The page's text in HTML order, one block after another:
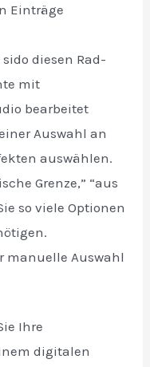
Einträge
diesen Rad-
mit
bearbeitet
Auswahl an
auswählen.
Grenze,” “aus
so viele Optionen
manuelle Auswahl
Ihre
digitalen